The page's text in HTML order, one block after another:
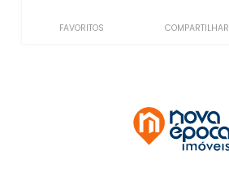
FAVORITOS COMPARTILHAR